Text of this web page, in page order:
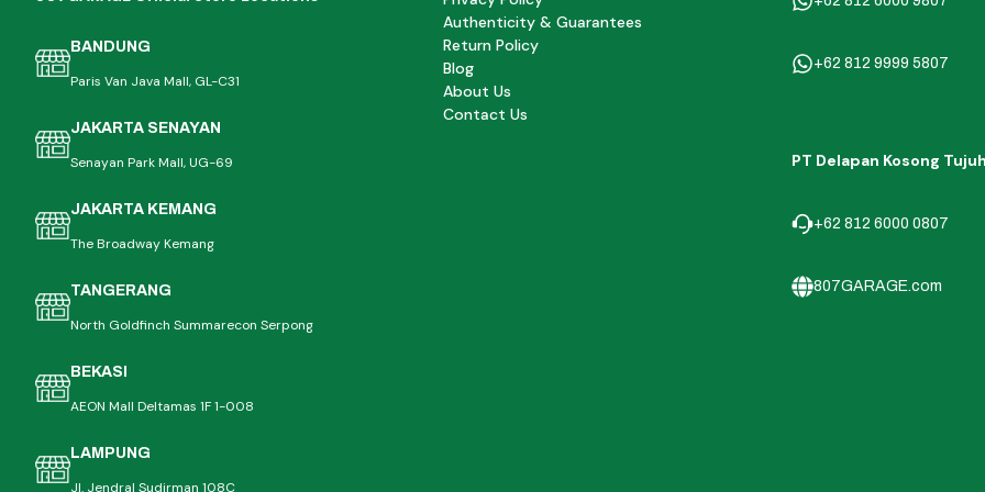
BANDUNG
Paris Van Java Mall, GL-C31
JAKARTA SENAYAN
Senayan Park Mall, UG-69
JAKARTA KEMANG
The Broadway Kemang
TANGERANG
North Goldfinch Summarecon Serpong
BEKASI
AEON Mall Deltamas 1F 1-008
LAMPUNG
Jl. Jendral Sudirman 108C
Authenticity & Guarantees
Return Policy
Blog
About Us
Contact Us
+62 812 9999 5807
PT Delapan Kosong
+62 812 6000 0807
807GARAGE.com